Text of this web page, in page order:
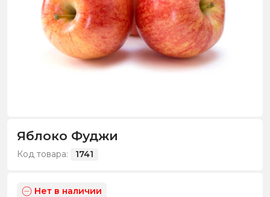
Яблоко Фуджи
Код товара: 1741
Нет в наличии